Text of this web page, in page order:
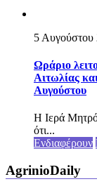
5 Αυγούστου
Ωράριο
Αιτωλίας
Αυγούστου
Η Ιερά
ότι...
Ενδιαφέρουν
AgrinioDaily